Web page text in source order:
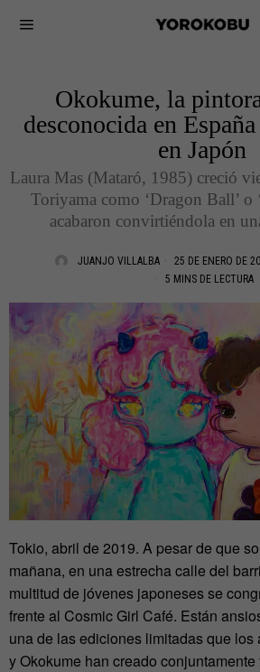
Okokume, la
desconocida en
en Japón
Laura Mas (Mataró, 1985) creció
Toriyama como ‘Dragon Ball’ o
acabaron convirtiéndola en
JUANJO VILLALBA 25 DE ENERO DE
5 MINS DE LECTURA
Tokio, abril de 2019. A pesar de que
mañana, en una estrecha calle del
multitud de jóvenes japoneses se
frente al Cosmic Girl Café. Están
una de las ediciones limitadas que los
y Okokume han creado